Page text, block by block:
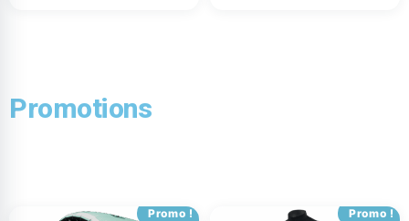
Promotions
Promo ! Promo !